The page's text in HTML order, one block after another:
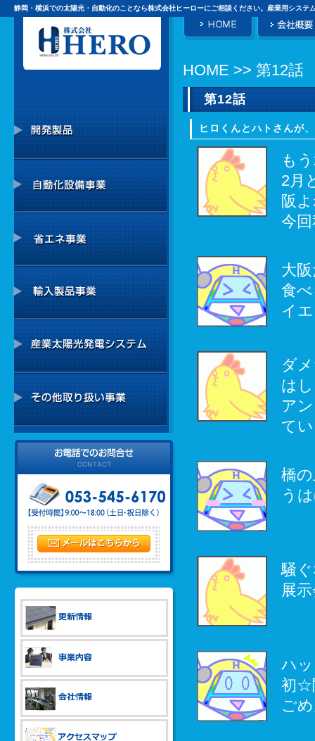
静岡・横浜での太陽光・自動化のことなら株式会社ヒーローにご相談ください。産業用シス
HOME >> 第12話
第12話
ヒロくんとハトさんが
も
2月
阪
今
大
食
イ
ダ
は
ア
て
橋
う
騒
展
ハ
初☆
ご